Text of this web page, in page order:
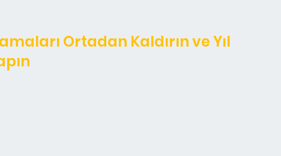
Ortadan Kaldırın ve Yıl